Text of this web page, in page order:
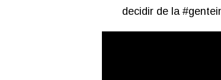
decidir de la